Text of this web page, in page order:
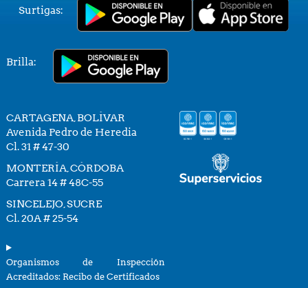
Surtigas:
Brilla:
CARTAGENA, BOLÍVAR
Avenida Pedro de Heredia
Cl. 31 # 47-30
MONTERÍA, CÓRDOBA
Carrera 14 # 48C-55
SINCELEJO, SUCRE
Cl. 20A # 25-54
Organismos de Inspección
Acreditados: Recibo de Certificados